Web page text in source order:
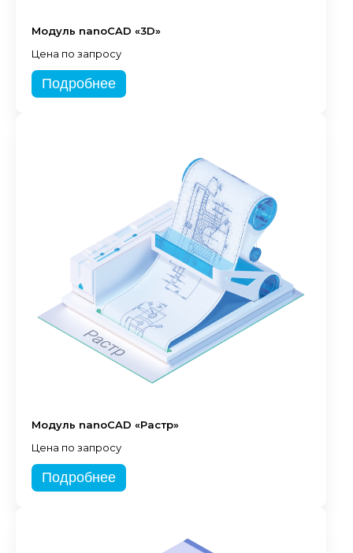
Модуль nanoCAD «3D»
Цена по запросу
Подробнее
Модуль nanoCAD «Растр»
Цена по запросу
Подробнее